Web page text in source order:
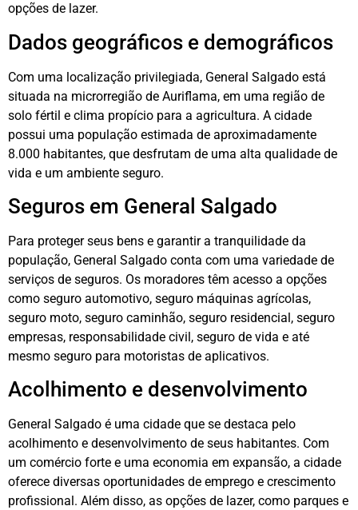
opções de lazer.
Dados geográficos e demográficos
Com uma localização privilegiada, General Salgado está
situada na microrregião de Auriflama, em uma região de
solo fértil e clima propício para a agricultura. A cidade
possui uma população estimada de aproximadamente
8.000 habitantes, que desfrutam de uma alta qualidade de
vida e um ambiente seguro.
Seguros em General Salgado
Para proteger seus bens e garantir a tranquilidade da
população, General Salgado conta com uma variedade de
serviços de seguros. Os moradores têm acesso a opções
como seguro automotivo, seguro máquinas agrícolas,
seguro moto, seguro caminhão, seguro residencial, seguro
empresas, responsabilidade civil, seguro de vida e até
mesmo seguro para motoristas de aplicativos.
Acolhimento e desenvolvimento
General Salgado é uma cidade que se destaca pelo
acolhimento e desenvolvimento de seus habitantes. Com
um comércio forte e uma economia em expansão, a cidade
oferece diversas oportunidades de emprego e crescimento
profissional. Além disso, as opções de lazer, como parques e